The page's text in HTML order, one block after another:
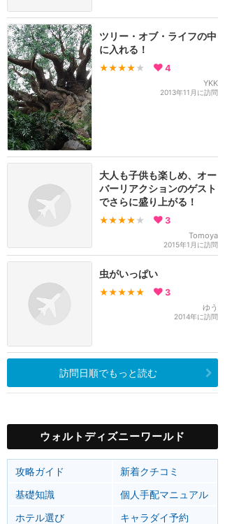
ツリー・オブ・ライフの中
に入れる！
★★★★ ★ 4
YKK
2013年11月に訪問
大人も子供も楽しめ、オー
バーリアクションのゲスト
でさらに盛り上がる！
★★★★ ★ 3
Tomoya
2015年1月に訪問
虫がいっぱい
★★★★★ 3
ゆう
2014年に訪問
訪問日順でもっと読む
ウォルトディズニーワールド
攻略ガイド
新着クチコミ
基礎知識
個人手配マニュアル
ホテル選び
キャラダイ予約